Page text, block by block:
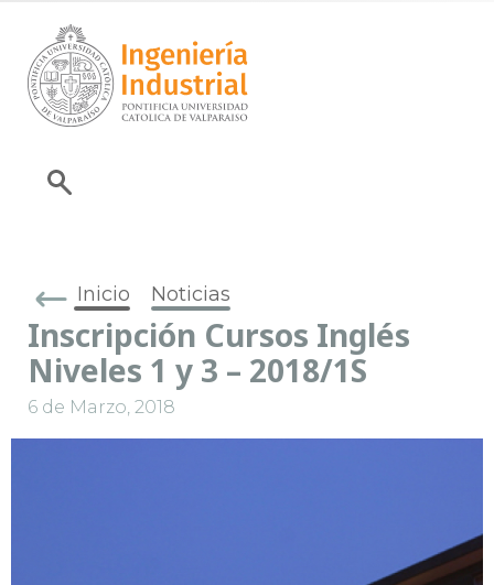
Inicio Noticias
Inscripción Cursos Inglés
Niveles 1 y 3 – 2018/1S
6 de Marzo, 2018